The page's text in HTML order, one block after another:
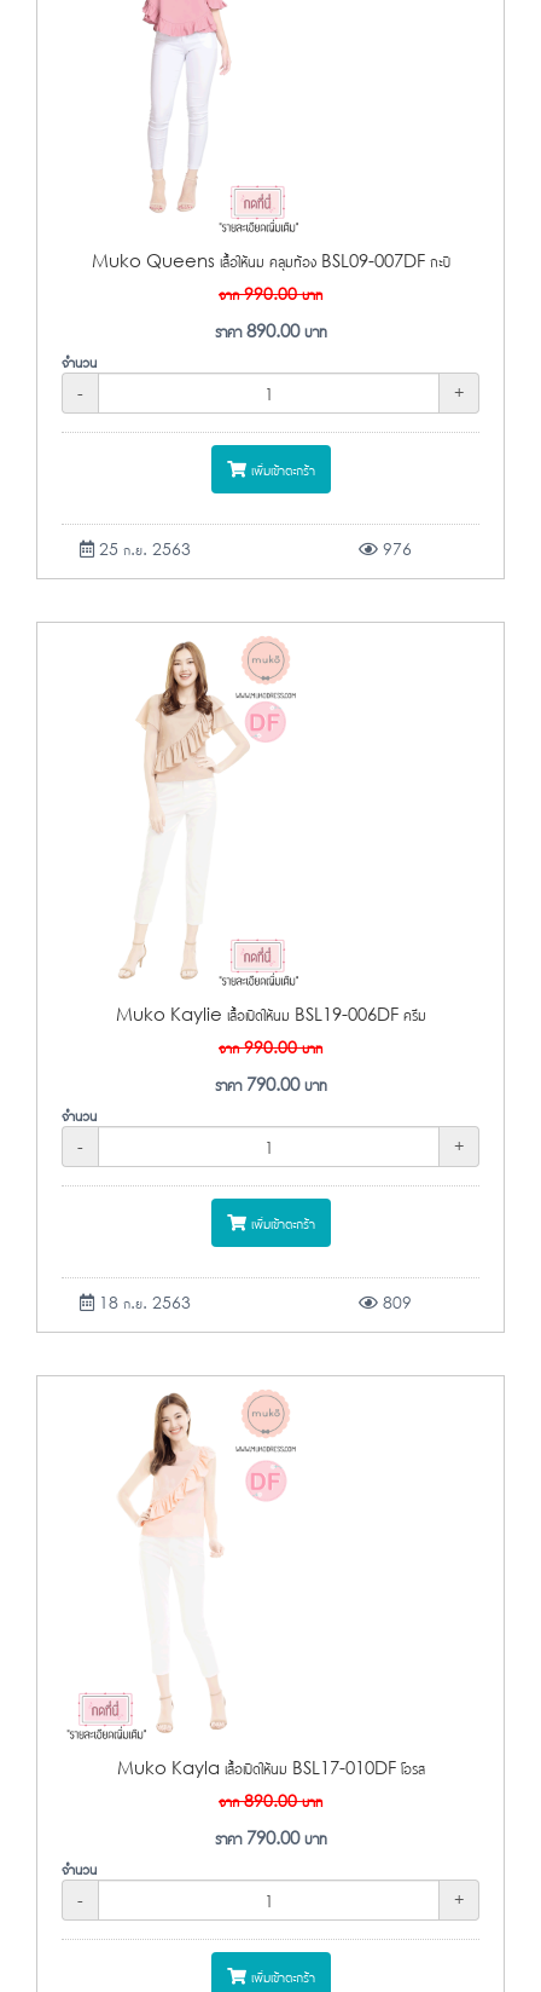
Muko Queens เสื้อให้นม คลุมท้อง BSL09-007DF กะปิ
จาก990.00บาท
ราคา890.00บาท
จำนวน
-
+
เพิ่มเข้าตะกร้า
25 ก.ย. 2563 976
Muko Kaylie เสื้อเปิดให้นม BSL19-006DF ครีม
จาก990.00บาท
ราคา 790.00บาท
จำนวน
-
+
เพิ่มเข้าตะกร้า
18 ก.ย. 2563 809
Muko Kayla เสื้อเปิดให้นม BSL17-010DF โอรส
จาก890.00บาท
ราคา 790.00บาท
จำนวน
-
+
เพิ่มเข้าตะกร้า